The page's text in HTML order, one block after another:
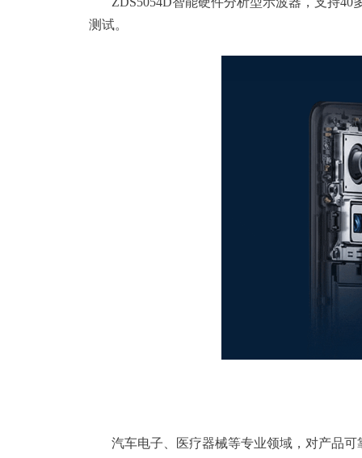
测试。
汽车电子、医疗器械等专业领域，对产品可